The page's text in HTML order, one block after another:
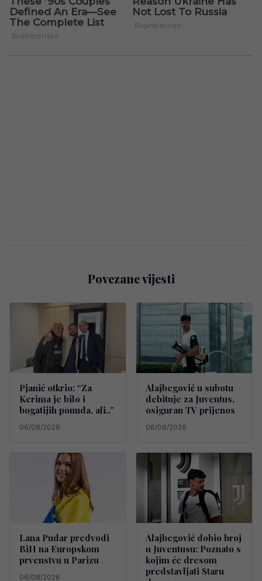
Povezane vijesti
Pjanić otkrio: “Za
Kerima je bilo i
bogatijih ponuda, ali..”
06/08/2026
Alajbegović u subotu
debituje za Juventus,
osiguran TV prijenos
06/08/2026
Lana Pudar predvodi
BiH na Europskom
prvenstvu u Parizu
06/08/2026
Alajbegović dobio broj
u Juventusu: Poznato s
kojim će dresom
predstavljati Staru